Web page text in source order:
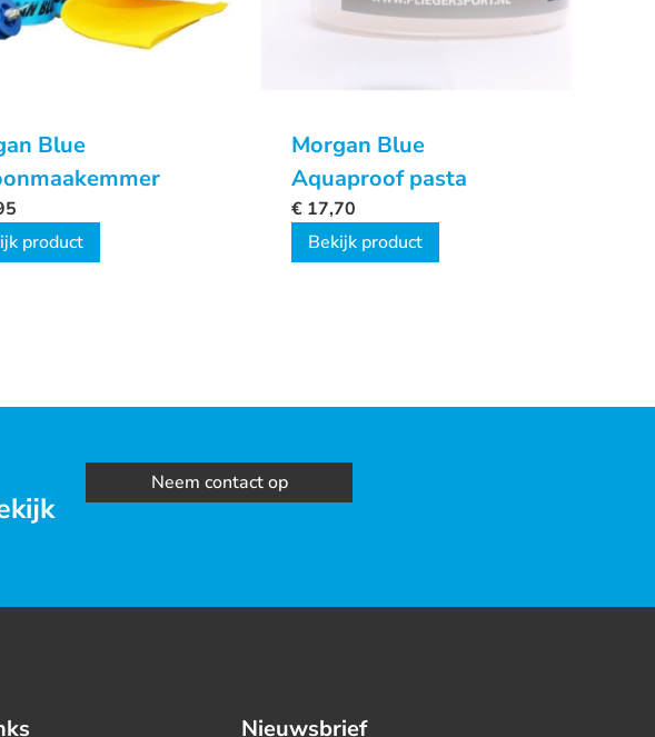
Blue
product
Morgan Blue
Aquaproof pasta
€ 17,70
Bekijk product
Neem contact op
Nieuwsbrief